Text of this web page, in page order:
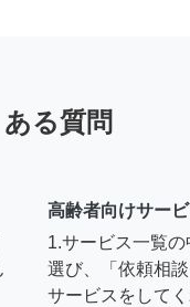
る質問
高齢者向けサー
1.サービス一覧
選び、「依頼相
サービスをして